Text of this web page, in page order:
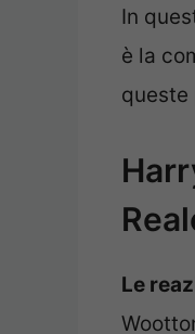
In
è la
queste
Le